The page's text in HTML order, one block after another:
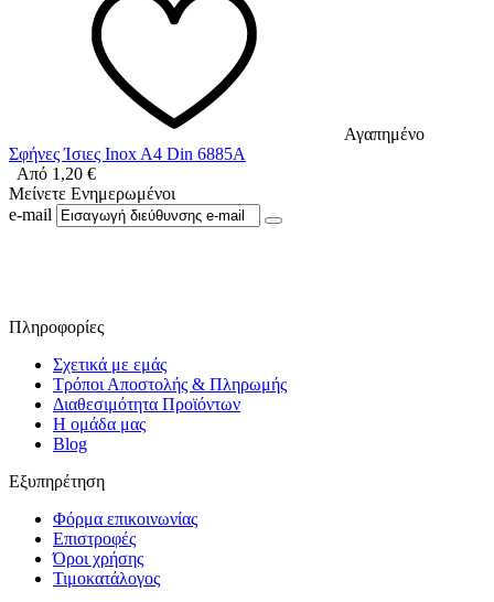
Αγαπημένο
Σφήνες Ίσιες Inox A4 Din 6885A
Από 1,20 €
Μείνετε Ενημερωμένοι
e-mail
Πληροφορίες
Σχετικά με εμάς
Τρόποι Αποστολής & Πληρωμής
Διαθεσιμότητα Προϊόντων
Η ομάδα μας
Blog
Εξυπηρέτηση
Φόρμα επικοινωνίας
Επιστροφές
Όροι χρήσης
Τιμοκατάλογος